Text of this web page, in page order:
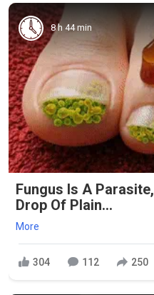
8 h 44 min
Fungus Is A
Drop Of Plain...
More
304 112 250